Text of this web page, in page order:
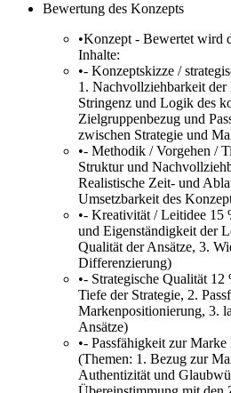
Bewertung des Konzepts
•Konzept - Bewertet wird
Inhalte:
•- Konzeptskizze /
1. Nachvollziehbarkeit der
Stringenz und Logik des
Zielgruppenbezug und
zwischen Strategie und
•- Methodik / Vorgehen /
Struktur und
Realistische Zeit- und
Umsetzbarkeit des
•- Kreativität / Leitidee 15
und Eigenständigkeit der
Qualität der Ansätze, 3.
Differenzierung)
•- Strategische Qualität
Tiefe der Strategie, 2.
Markenpositionierung, 3.
Ansätze)
•- Passfähigkeit zur
(Themen: 1. Bezug zur
Authentizität und